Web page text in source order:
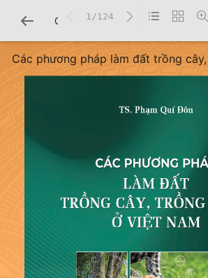
CHI TIẾT SÁCH
Các phương pháp làm đất trồng
1/124